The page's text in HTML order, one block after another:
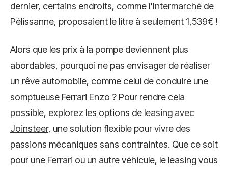
dernier, certains endroits, comme l'Intermarché de
Pélissanne, proposaient le litre à seulement 1,539€ !
Alors que les prix à la pompe deviennent plus
abordables, pourquoi ne pas envisager de réaliser
un rêve automobile, comme celui de conduire une
somptueuse Ferrari Enzo ? Pour rendre cela
possible, explorez les options de leasing avec
Joinsteer, une solution flexible pour vivre des
passions mécaniques sans contraintes. Que ce soit
pour une Ferrari ou un autre véhicule, le leasing vous